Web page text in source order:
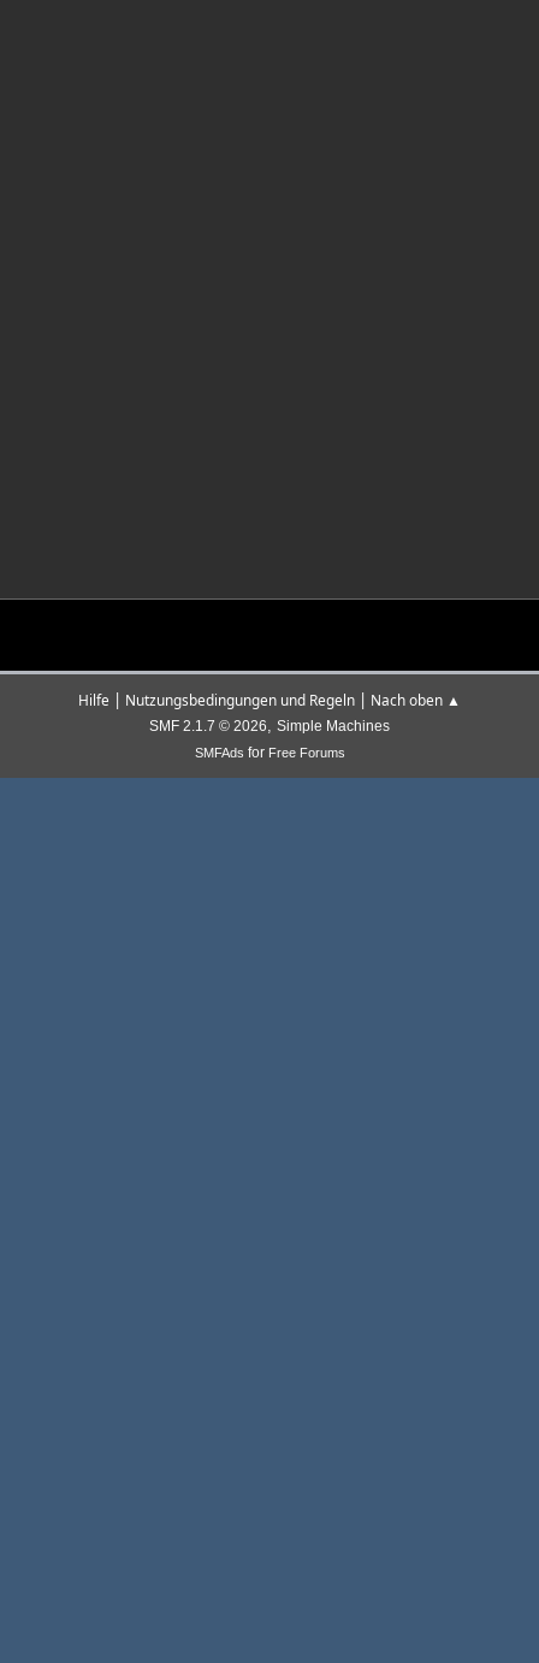
Hilfe | Nutzungsbedingungen und Regeln | Nach oben ▲
SMF 2.1.7 © 2026, Simple Machines
SMFAds for Free Forums